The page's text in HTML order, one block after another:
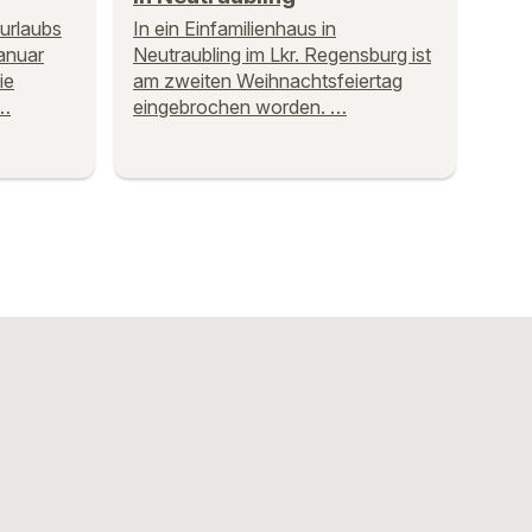
In ein Einfamilienhaus in
Neutraubling im Lkr. Regensburg ist
am zweiten Weihnachtsfeiertag
eingebrochen worden. …